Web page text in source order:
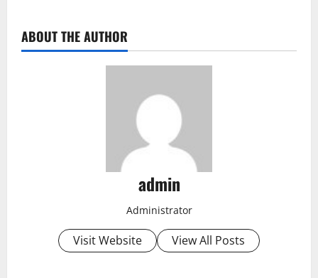
ABOUT THE AUTHOR
admin
Administrator
Visit Website View All Posts